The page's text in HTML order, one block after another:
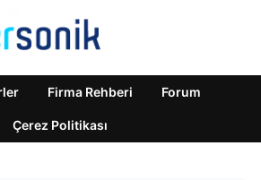
Firma Rehberi Forum
Çerez Politikası